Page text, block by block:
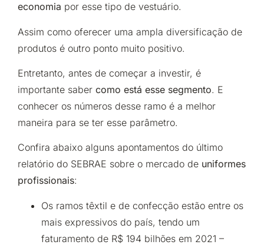
economia por esse tipo de vestuário.
Assim como oferecer uma ampla diversificação de
produtos é outro ponto muito positivo.
Entretanto, antes de começar a investir, é
importante saber como está esse segmento. E
conhecer os números desse ramo é a melhor
maneira para se ter esse parâmetro.
Confira abaixo alguns apontamentos do último
relatório do SEBRAE sobre o mercado de uniformes
profissionais:
Os ramos têxtil e de confecção estão entre os
mais expressivos do país, tendo um
faturamento de R$ 194 bilhões em 2021 –